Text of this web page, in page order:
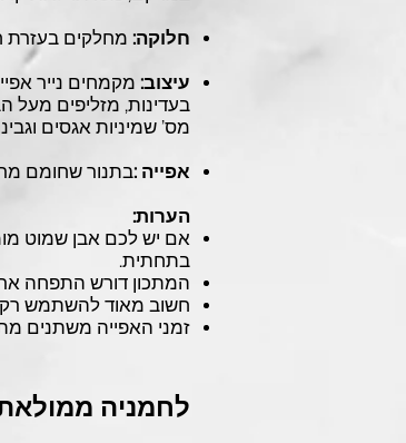
חלוקה: מחלקים בעזרת
עיצוב: מקמחים נייר
בעדינות, מזליפים מעל
מס’ שמיניות אגסים
אפייה :בתנור שחומם מראש לחום של 240 מעלות
הערות:
אם יש לכם אבן שמוט
בתחתית.
המתכון דורש התפחה ארוכה של 24 שעות ע”מ להגיע למרקם
חשוב מאוד להשתמש
זמני האפייה משתנים
לחמניה